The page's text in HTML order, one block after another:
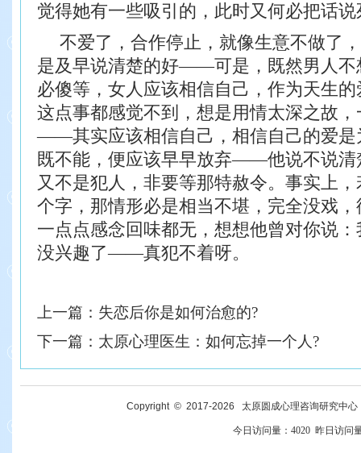
觉得她有一些吸引的，此时又何必把话说
不爱了，合作停止，就像生意不做了
是及早说清楚的好——可是，既然男人不
必傻等，女人应该相信自己，作为天生
这点事都感觉不到，想是用情太深之故
——其实应该相信自己，相信自己的爱是
既不能，便应该早早放弃——他说不说清
又不是犯人，非要等那特赦令。事实上
个字，那情形必是相当不堪，完全没戏
一点点感念回味都无，想想他曾对你说
没兴趣了——真犯不着呀。
上一篇： 失恋后你是如何治愈的?
下一篇： 太原心理医生：如何忘掉一个人?
Copyright © 2017-2026 太原圆成心理咨询研究中
今日访问量： 4020 昨日访问